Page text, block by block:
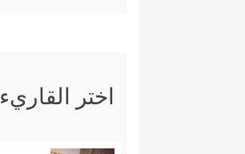
اختر القاريء